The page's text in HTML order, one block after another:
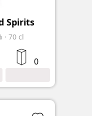
Spirits
· 70 cl
0